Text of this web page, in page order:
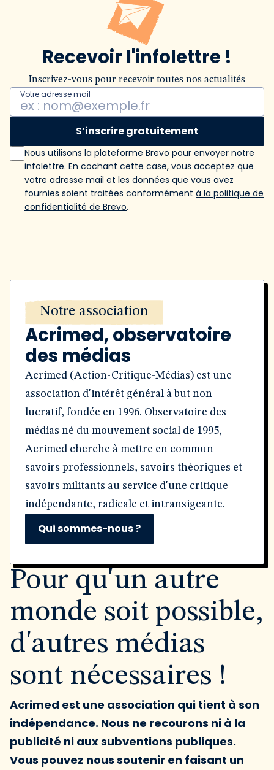
Recevoir l'infolettre !
Inscrivez-vous pour recevoir toutes nos actualités
Votre adresse mail
S’inscrire gratuitement
Nous utilisons la plateforme Brevo pour envoyer notre
infolettre. En cochant cette case, vous acceptez que
votre adresse mail et les données que vous avez
fournies soient traitées conformément à la politique de
confidentialité de Brevo.
Notre association
Acrimed, observatoire
des médias
Acrimed (Action-Critique-Médias) est une
association d'intérêt général à but non
lucratif, fondée en 1996. Observatoire des
médias né du mouvement social de 1995,
Acrimed cherche à mettre en commun
savoirs professionnels, savoirs théoriques et
savoirs militants au service d'une critique
indépendante, radicale et intransigeante.
Qui sommes-nous ?
Pour qu'un autre
monde soit possible,
d'autres médias
sont nécessaires !
Acrimed est une association qui tient à son
indépendance. Nous ne recourons ni à la
publicité ni aux subventions publiques.
Vous pouvez nous soutenir en faisant un